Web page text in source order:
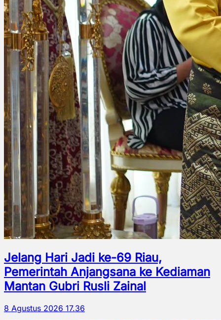
Jelang Hari Jadi ke-69 Riau,
Pemerintah Anjangsana ke Kediaman
Mantan Gubri Rusli Zainal
8 Agustus 2026 17.36